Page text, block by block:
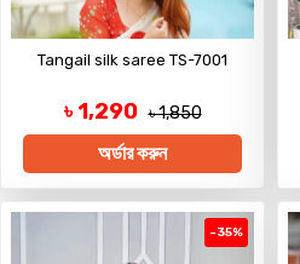
Tangail silk saree TS-7001
৳ 1,290 ৳ 1,850
অর্ডার করুন
-35%